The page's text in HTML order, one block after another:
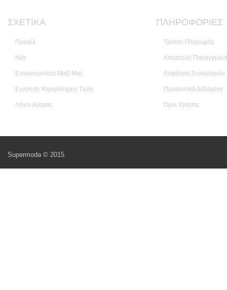
ΣΧΕΤΙΚΆ
Προφίλ
Νέα
Επικοινωνήστε Μαζί Μας
Εγγύηση Χαμηλότερης Τιμής
Λόγοι Αγοράς
ΠΛΗΡΟΦΟΡΊΕΣ
Τρόποι Πληρωμής
Αποστολή
Ασφάλεια Συναλλαγών
Προσωπικά Δεδομένα
Όροι Χρήσης
Supermoda © 2015